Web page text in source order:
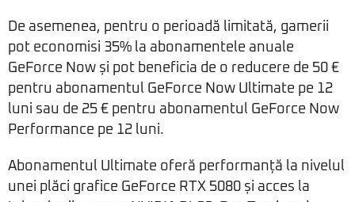
De asemenea, pentru o perioadă limitată, gamerii
pot economisi 35% la abonamentele anuale
GeForce Now și pot beneficia de o reducere de 50 €
pentru abonamentul GeForce Now Ultimate pe 12
luni sau de 25 € pentru abonamentul GeForce Now
Performance pe 12 luni.
Abonamentul Ultimate oferă performanță la nivelul
unei plăci grafice GeForce RTX 5080 și acces la